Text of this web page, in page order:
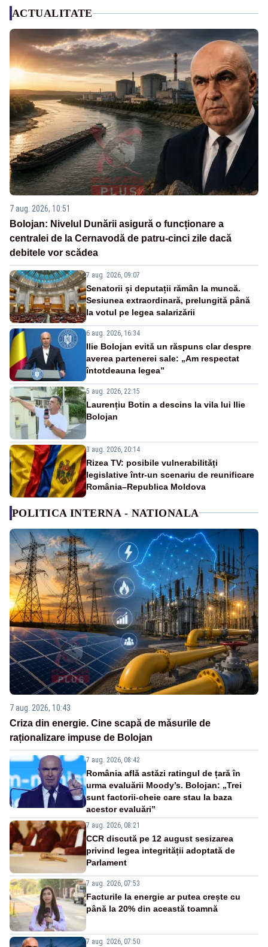
ACTUALITATE
7 aug. 2026, 10:51
Bolojan: Nivelul Dunării asigură o funcționare a
centralei de la Cernavodă de patru-cinci zile dacă
debitele vor scădea
7 aug. 2026, 09:07
Senatorii și deputații rămân la muncă.
Sesiunea extraordinară, prelungită până
la votul pe legea salarizării
6 aug. 2026, 16:34
Ilie Bolojan evită un răspuns clar despre
averea partenerei sale: „Am respectat
întotdeauna legea”
5 aug. 2026, 22:15
Laurențiu Botin a descins la vila lui Ilie
Bolojan
3 aug. 2026, 20:14
Rizea TV: posibile vulnerabilități
legislative într-un scenariu de reunificare
România–Republica Moldova
POLITICA INTERNA - NATIONALA
7 aug. 2026, 10:43
Criza din energie. Cine scapă de măsurile de
raționalizare impuse de Bolojan
7 aug. 2026, 08:42
România află astăzi ratingul de țară în
urma evaluării Moody’s. Bolojan: „Trei
sunt factorii-cheie care stau la baza
acestor evaluări”
7 aug. 2026, 08:21
CCR discută pe 12 august sesizarea
privind legea integrității adoptată de
Parlament
7 aug. 2026, 07:53
Facturile la energie ar putea crește cu
până la 20% din această toamnă
7 aug. 2026, 07:50